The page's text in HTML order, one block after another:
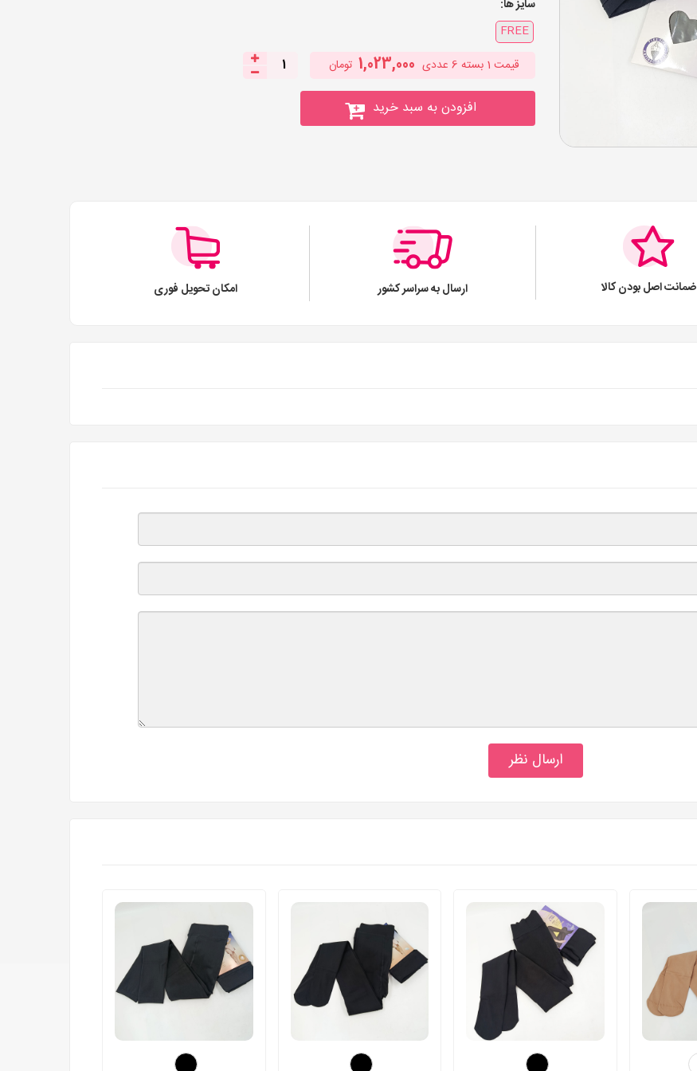
سایز ها:
FREE
قیمت 1 بسته 6 عددی 1,023,000 تومان 1
افزودن به سبد خرید
ضمانت اصل بودن کالا ارسال به سراسر کشور امکان تحویل فوری
ارسال نظر